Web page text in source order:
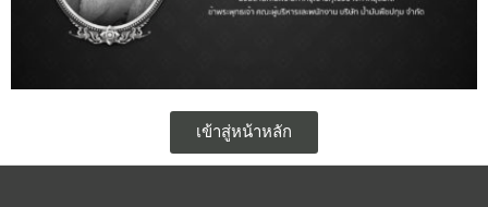
เข้าสู่หน้าหลัก